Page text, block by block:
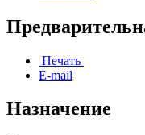
Печать
E-mail
Назначение